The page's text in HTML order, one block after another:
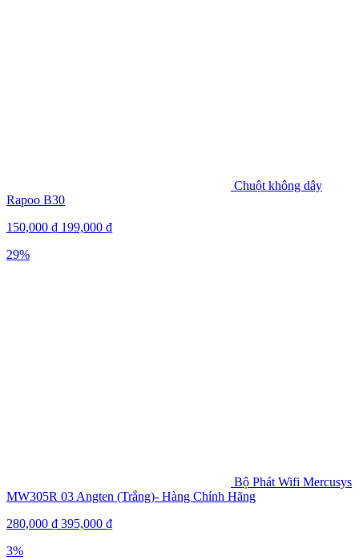
Chuột không dây
Rapoo B30
150,000 ₫ 199,000 ₫
29%
Bộ Phát Wifi Mercusys
MW305R 03 Angten (Trắng)- Hàng Chính Hãng
280,000 ₫ 395,000 ₫
3%